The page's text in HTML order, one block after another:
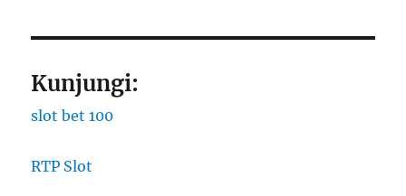
Kunjungi:
slot bet 100
RTP Slot